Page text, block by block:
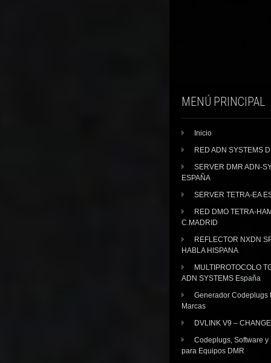
MENÚ PRINCIPAL
Inicio
RED ADN SYSTEMS
SERVER DMR ADN-
ESPAÑA
SERVER TETRA-EA
RED DMO TETRA-
C.MADRID
REFLECTOR NXDN
HABLA HISPANA
MULTIPROTOCOLO
ADN SYSTEMS España
Generador Codeplugs
Marcas
DVLINK V9 –
Codeplugs, Software y
para Equipos DMR